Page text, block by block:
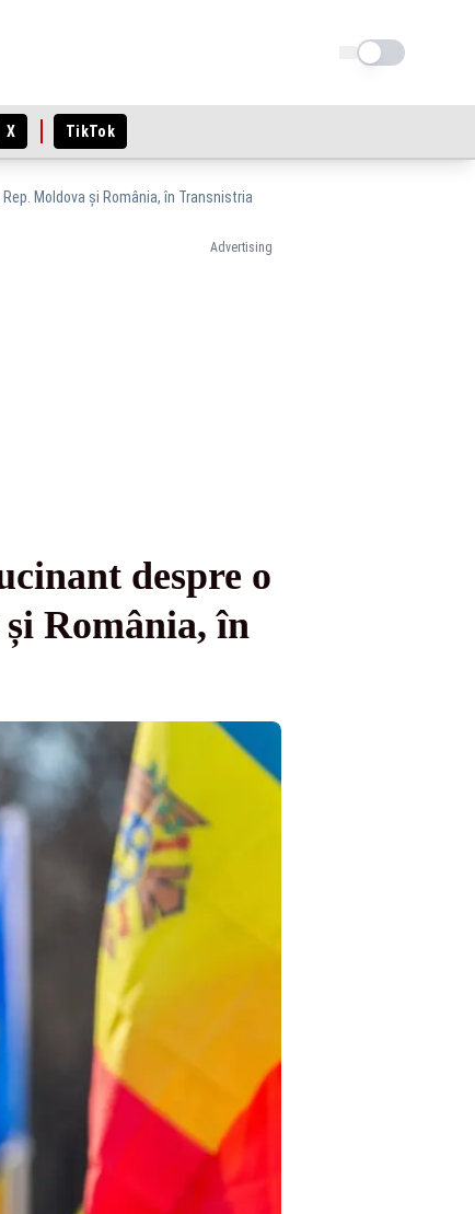
Schimba tema
X TikTok
Moldova și România, în Transnistria
Advertising
despre o
România, în